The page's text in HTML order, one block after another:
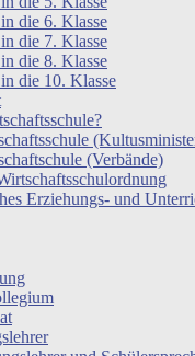
die 6. Klasse
die 7. Klasse
die 8. Klasse
die 10. Klasse
(Verbände)
Erziehungs- und